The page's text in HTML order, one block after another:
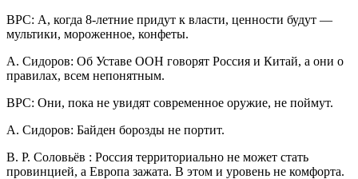
ВРС: А, когда 8-летние придут к власти, ценности будут —
мультики, мороженное, конфеты.
А. Сидоров: Об Уставе ООН говорят Россия и Китай, а они о
правилах, всем непонятным.
ВРС: Они, пока не увидят современное оружие, не поймут.
А. Сидоров: Байден борозды не портит.
В. Р. Соловьёв : Россия территориально не может стать
провинцией, а Европа зажата. В этом и уровень не комфорта.